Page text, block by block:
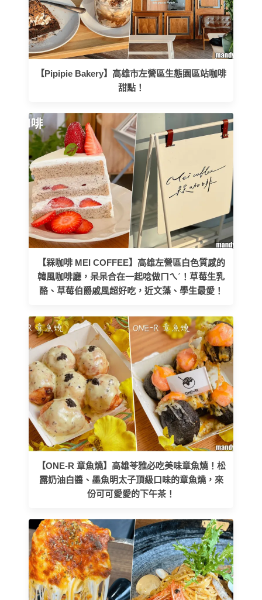
【Pipipie Bakery】高雄市左營區生態園區站咖啡
甜點！
【槑咖啡 MEI COFFEE】高雄左營區白色質感的
韓風咖啡廳，呆呆合在一起唸做ㄇㄟˊ！草莓生乳
酪、草莓伯爵戚風超好吃，近文藻、學生最愛！
【ONE-R 章魚燒】高雄苓雅必吃美味章魚燒！松
露奶油白醬、墨魚明太子頂級口味的章魚燒，來
份可可愛愛的下午茶！